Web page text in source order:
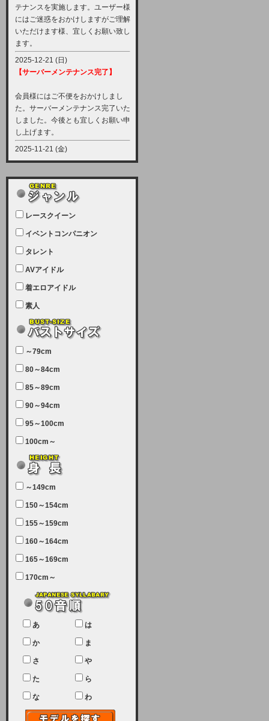
テナンスを実施します。ユーザー様
にはご迷惑をおかけしますがご理解
いただけます様、宜しくお願い致し
ます。
2025-12-21 (日)
【サーバーメンテナンス完了】
会員様にはご不便をおかけしまし
た。サーバーメンテナンス完了いた
しました。今後とも宜しくお願い申
し上げます。
2025-11-21 (金)
【サーバーメンテナンス実施につい
12月21日（日曜日）午前9：00か
ら午前11：00（予定）でサーバー
メンテナンスを実施します。ユーザ
ー様にはご迷惑をおかけしますがご
理解いただけます様、宜しくお願い
致します。
2025-07-05 (土)
【サーバーメンテナンス完了のお知
本日、サーバーメンテナンスのため
ユーザー様には大変ご迷惑をおかけ
しました。無事、メンテナンスが完
致します。
2025-06-11 (水)
【サーバーメンテナンス実施につい
7月5日（土曜日）午前7：00から午
テナンスを実施します。ユーザー様
にはご迷惑をおかけしますがご理解
いただけます様、宜しくお願い致し
【クレジットカード決済について
②】
現在、クレジットカード決済はJCB
のみになっております。大変ご迷惑
キャシュでの決済は可能ですので、
宜しくお願い致します。
2024-02-23 (金)
【クレジットカード決済について】
只今、クレジットカード会社の都合
により決済ができない状況です。
ユーザー様には、大変ご迷惑をおか
けいたしまして申し訳ございませ
ん。
レースクイーン
イベントコンパニオン
タレント
AVアイドル
着エロアイドル
素人
～79cm
80～84cm
85～89cm
90～94cm
95～100cm
100cm～
～149cm
150～154cm
155～159cm
160～164cm
165～169cm
170cm～
あ は
か ま
さ や
た ら
な わ